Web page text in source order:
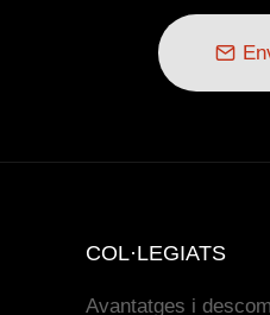
COL·LEGIATS
Avantatges i